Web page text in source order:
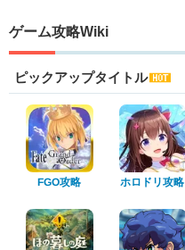
ゲーム攻略Wiki
ピックアップタイトル
FGO攻略 ホロドリ攻略